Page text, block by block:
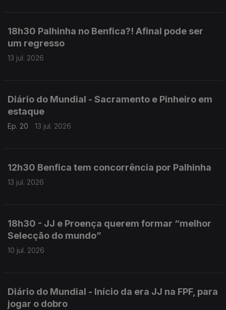
18h30 Palhinha no Benfica?! Afinal pode ser
um regresso
13 jul. 2026
Diário do Mundial - Sacramento e Pinheiro em
estaque
Ep. 20 13 jul. 2026
12h30 Benfica tem concorrência por Palhinha
13 jul. 2026
18h30 - JJ e Proença querem formar “melhor
Selecção do mundo”
10 jul. 2026
Diário do Mundial - Início da era JJ na FPF, para
jogar o dobro